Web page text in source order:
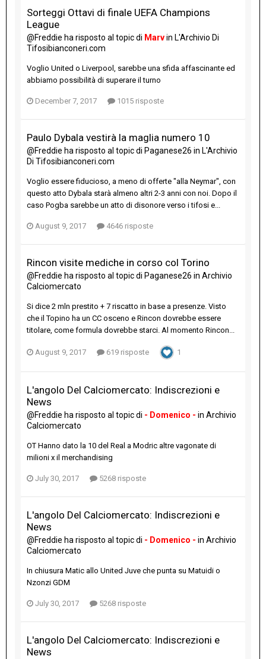
Sorteggi Ottavi di finale UEFA Champions
League
@Freddie ha risposto al topic di Marvin L'Archivio Di
Tifosibianconeri.com
Voglio United o Liverpool, sarebbe una sfida affascinante ed
abbiamo possibilità di superare il turno
December 7, 2017 1015 risposte
Paulo Dybala vestirà la maglia numero 10
@Freddie ha risposto al topic di Paganese26 in L'Archivio
Di Tifosibianconeri.com
Voglio essere fiducioso, a meno di offerte "alla Neymar", con
questo atto Dybala starà almeno altri 2-3 anni con noi. Dopo il
caso Pogba sarebbe un atto di disonore verso i tifosi e...
August 9, 2017 4646 risposte
Rincon visite mediche in corso col Torino
@Freddie ha risposto al topic di Paganese26 in Archivio
Calciomercato
Si dice 2 mln prestito + 7 riscatto in base a presenze. Visto
che il Topino ha un CC osceno e Rincon dovrebbe essere
titolare, come formula dovrebbe starci. Al momento Rincon...
August 9, 2017 619 risposte 1
L'angolo Del Calciomercato: Indiscrezioni e
News
@Freddie ha risposto al topic di - Domenico - in Archivio
Calciomercato
OT Hanno dato la 10 del Real a Modric altre vagonate di
milioni x il merchandising
July 30, 2017 5268 risposte
L'angolo Del Calciomercato: Indiscrezioni e
News
@Freddie ha risposto al topic di - Domenico - in Archivio
Calciomercato
In chiusura Matic allo United Juve che punta su Matuidi o
Nzonzi GDM
July 30, 2017 5268 risposte
L'angolo Del Calciomercato: Indiscrezioni e
News